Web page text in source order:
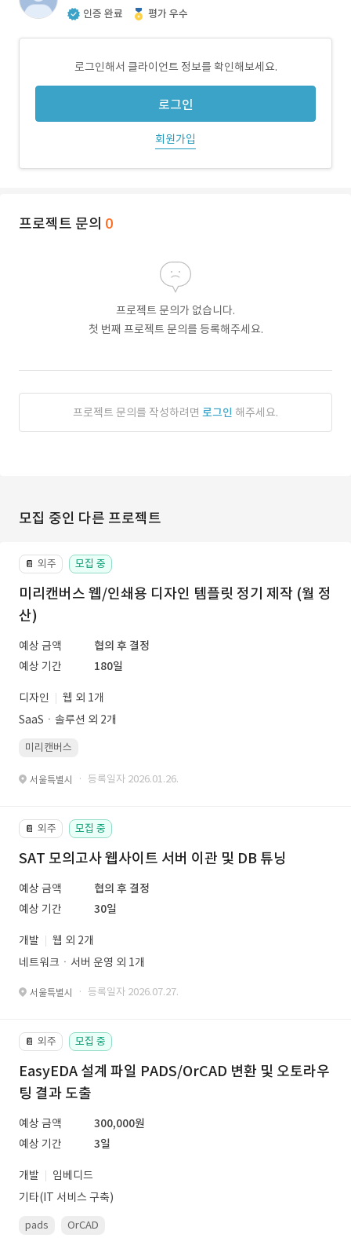
인증 완료 평가 우수
로그인해서 클라이언트 정보를 확인해보세요.
로그인
회원가입
프로젝트 문의 0
프로젝트 문의가 없습니다.
첫 번째 프로젝트 문의를 등록해주세요.
프로젝트 문의를 작성하려면 로그인 해주세요.
모집 중인 다른 프로젝트
📔 외주 모집 중
미리캔버스 웹/인쇄용 디자인 템플릿 정기 제작 (월 정
산)
예상 금액
협의 후 결정
예상 기간
180일
디자인
웹 외 1개
SaaSㆍ솔루션 외 2개
미리캔버스
서울특별시 · 등록일자 2026.01.26.
📔 외주 모집 중
SAT 모의고사 웹사이트 서버 이관 및 DB 튜닝
예상 금액
협의 후 결정
예상 기간
30일
개발
웹 외 2개
네트워크ㆍ서버 운영 외 1개
서울특별시 · 등록일자 2026.07.27.
📔 외주 모집 중
EasyEDA 설계 파일 PADS/OrCAD 변환 및 오토라우
팅 결과 도출
예상 금액
300,000원
예상 기간
3일
개발
임베디드
기타(IT 서비스 구축)
pads OrCAD